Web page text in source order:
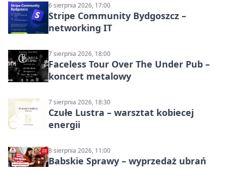
6 sierpnia 2026, 17:00
Stripe Community Bydgoszcz –
networking IT
7 sierpnia 2026, 18:00
Faceless Tour Over The Under Pub –
koncert metalowy
7 sierpnia 2026, 18:30
Czułe Lustra – warsztat kobiecej
energii
8 sierpnia 2026, 11:00
Babskie Sprawy – wyprzedaż ubrań